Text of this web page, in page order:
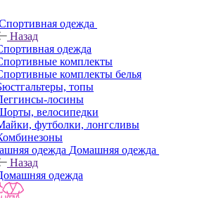
одежда
Назад
одежда
комплекты
комплекты белья
топы
лосины
велосипедки
футболки, лонгсливы
Домашняя одежда
Назад
одежда